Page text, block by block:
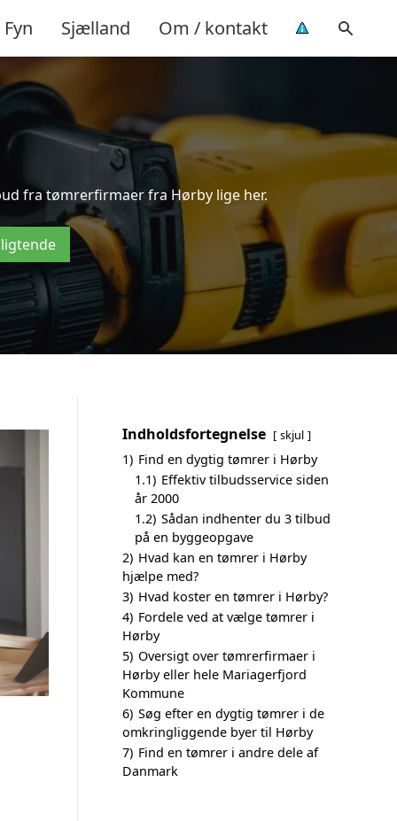
Fyn Sjælland Om / kontakt
fra tømrerfirmaer fra Hørby lige her.
Indholdsfortegnelse skjul
1) Find en dygtig tømrer i Hørby
1.1) Effektiv tilbudsservice siden
år 2000
1.2) Sådan indhenter du 3 tilbud
på en byggeopgave
2) Hvad kan en tømrer i Hørby
hjælpe med?
3) Hvad koster en tømrer i Hørby?
4) Fordele ved at vælge tømrer i
Hørby
5) Oversigt over tømrerfirmaer i
Hørby eller hele Mariagerfjord
Kommune
6) Søg efter en dygtig tømrer i de
omkringliggende byer til Hørby
7) Find en tømrer i andre dele af
Danmark